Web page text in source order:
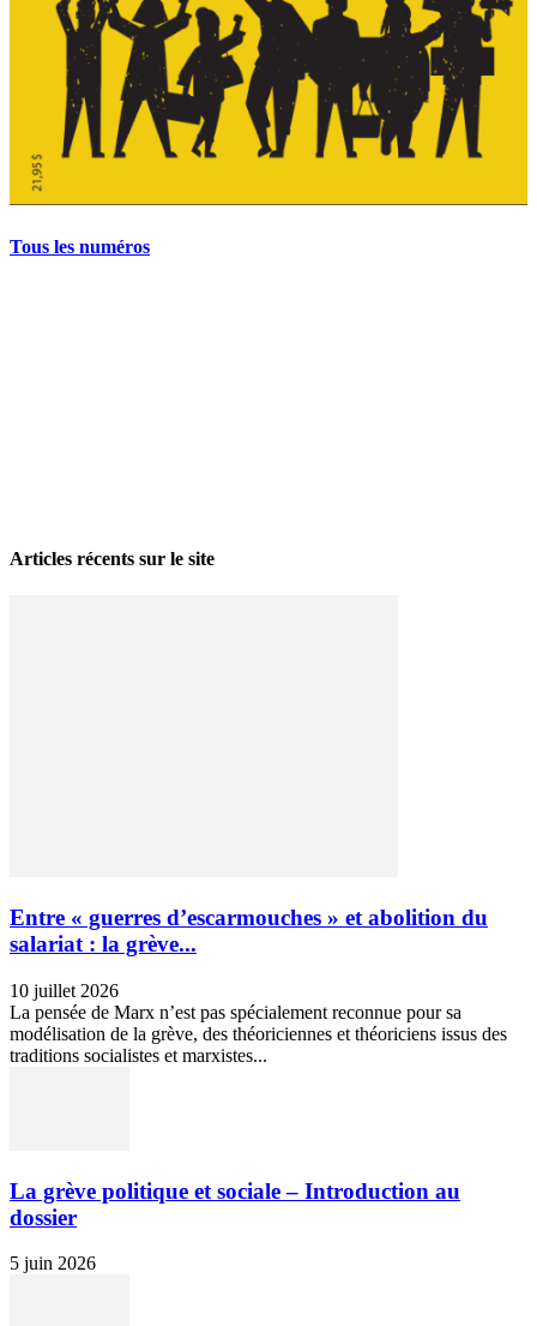
Tous les numéros
Articles récents sur le site
Entre « guerres d’escarmouches » et abolition du
salariat : la grève...
10 juillet 2026
La pensée de Marx n’est pas spécialement reconnue pour sa
modélisation de la grève, des théoriciennes et théoriciens issus des
traditions socialistes et marxistes...
La grève politique et sociale – Introduction au
dossier
5 juin 2026